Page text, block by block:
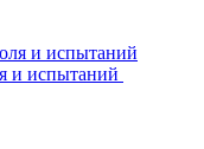
и испытаний